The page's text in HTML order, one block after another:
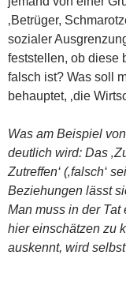
‚Betrüger,
sozialer
feststellen, ob diese
falsch ist? Was soll
behauptet, ‚die
Was am Beispiel
deutlich wird: Das
Zutreffen‘ (‚falsch‘
Beziehungen lässt
Man muss in der Tat
hier einschätzen zu
auskennt, wird